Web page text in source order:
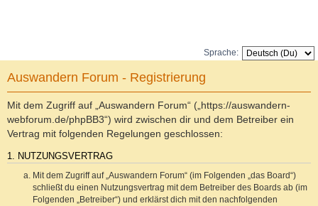
Sprache:
Auswandern Forum - Registrierung
Mit dem Zugriff auf „Auswandern Forum“ („https://auswandern-
webforum.de/phpBB3“) wird zwischen dir und dem Betreiber ein
Vertrag mit folgenden Regelungen geschlossen:
1. NUTZUNGSVERTRAG
Mit dem Zugriff auf „Auswandern Forum“ (im Folgenden „das Board“)
schließt du einen Nutzungsvertrag mit dem Betreiber des Boards ab (im
Folgenden „Betreiber“) und erklärst dich mit den nachfolgenden